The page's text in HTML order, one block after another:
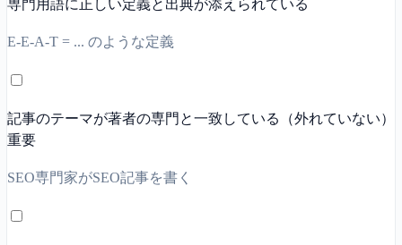
専門用語に正しい定義と出典が添えられている
E-E-A-T = ... のような定義
記事のテーマが著者の専門と一致している（外れていない）
重要
SEO専門家がSEO記事を書く